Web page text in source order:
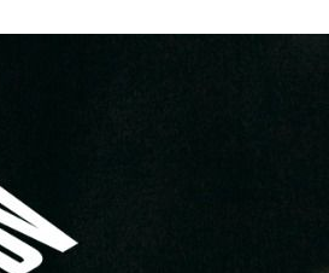
el caso de la mujer, co...